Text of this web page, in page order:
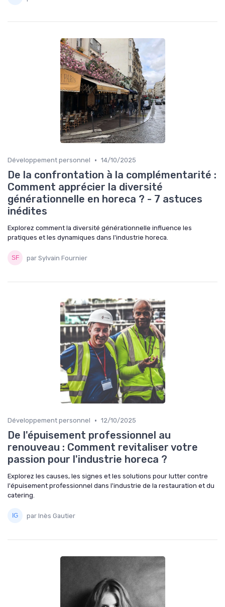
Développement personnel • 14/10/2025
De la confrontation à la complémentarité :
Comment apprécier la diversité
générationnelle en horeca ? - 7 astuces
inédites
Explorez comment la diversité générationnelle influence les
pratiques et les dynamiques dans l'industrie horeca.
par Sylvain Fournier
Développement personnel • 12/10/2025
De l'épuisement professionnel au
renouveau : Comment revitaliser votre
passion pour l'industrie horeca ?
Explorez les causes, les signes et les solutions pour lutter contre
l'épuisement professionnel dans l'industrie de la restauration et du
catering.
par Inès Gautier